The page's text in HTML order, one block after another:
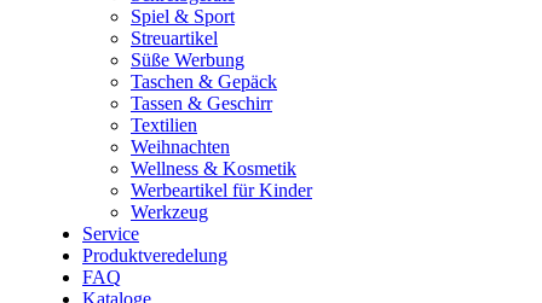
Spiel & Sport
Streuartikel
Süße Werbung
Taschen & Gepäck
Tassen & Geschirr
Textilien
Weihnachten
Wellness & Kosmetik
Werbeartikel für Kinder
Werkzeug
Service
Produktveredelung
FAQ
Kataloge